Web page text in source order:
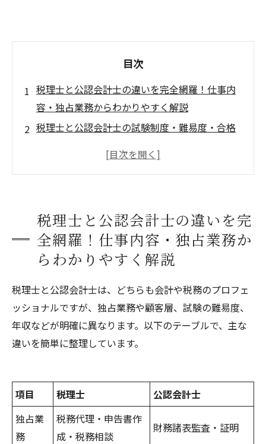
目次
税理士と公認会計士の違いを完全網羅！仕事内
容・独占業務からわかりやすく解説
税理士と公認会計士の試験制度・難易度・合格
年収・キャリアパス・将来性の違いをデータで
選び方
会計事務所・税理士事務所・監査法人のサービ
ス比較
税理士と公認会計士の違いを完
全網羅！仕事内容・独占業務か
らわかりやすく解説
税理士と公認会計士は、どちらも会計や税務のプロフェ
ッショナルですが、独占業務や顧客層、試験の難易度、
年収などが明確に異なります。以下のテーブルで、主な
違いを簡単に整理しています。
項目 税理士
公認会計士
独占業
務
税務代理・申告書作
成・税務相談
財務諸表監査・証明